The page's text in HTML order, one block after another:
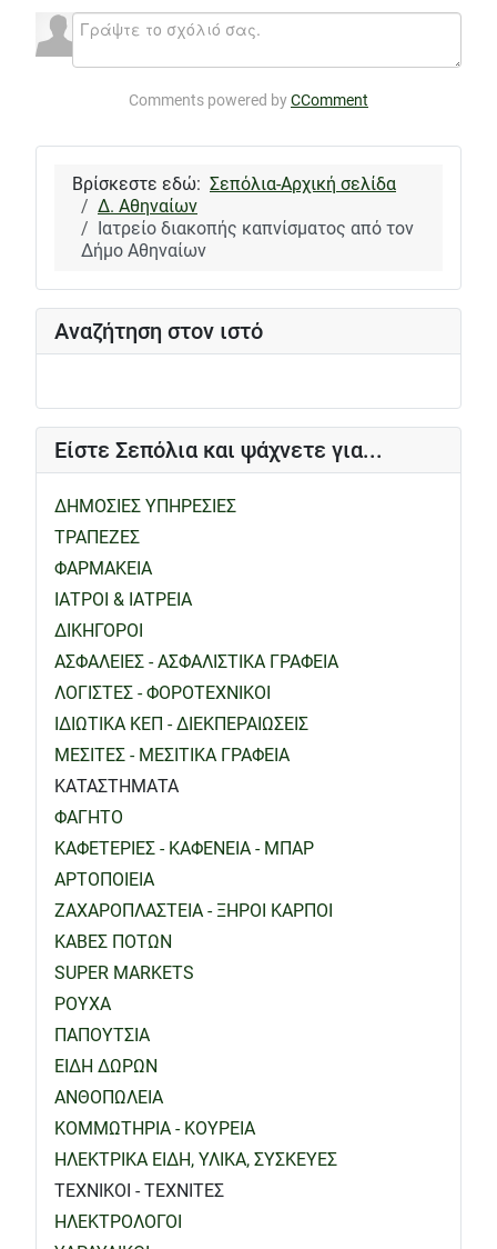
Αναζήτηση στον ιστό
Είστε Σεπόλια και ψάχνετε για...
ΔΗΜΟΣΙΕΣ ΥΠΗΡΕΣΙΕΣ
ΤΡΑΠΕΖΕΣ
ΦΑΡΜΑΚΕΙΑ
ΙΑΤΡΟΙ & ΙΑΤΡΕΙΑ
ΔΙΚΗΓΟΡΟΙ
ΑΣΦΑΛΕΙΕΣ - ΑΣΦΑΛΙΣΤΙΚΑ ΓΡΑΦΕΙΑ
ΛΟΓΙΣΤΕΣ - ΦΟΡΟΤΕΧΝΙΚΟΙ
ΙΔΙΩΤΙΚΑ ΚΕΠ - ΔΙΕΚΠΕΡΑΙΩΣΕΙΣ
ΜΕΣΙΤΕΣ - ΜΕΣΙΤΙΚΑ ΓΡΑΦΕΙΑ
ΚΑΤΑΣΤΗΜΑΤΑ
ΦΑΓΗΤΟ
ΚΑΦΕΤΕΡΙΕΣ - ΚΑΦΕΝΕΙΑ - ΜΠΑΡ
ΑΡΤΟΠΟΙΕΙΑ
ΖΑΧΑΡΟΠΛΑΣΤΕΙΑ - ΞΗΡΟΙ ΚΑΡΠΟΙ
ΚΑΒΕΣ ΠΟΤΩΝ
SUPER MARKETS
ΡΟΥΧΑ
ΠΑΠΟΥΤΣΙΑ
ΕΙΔΗ ΔΩΡΩΝ
ΑΝΘΟΠΩΛΕΙΑ
ΚΟΜΜΩΤΗΡΙΑ - ΚΟΥΡΕΙΑ
ΗΛΕΚΤΡΙΚΑ ΕΙΔΗ, ΥΛΙΚΑ, ΣΥΣΚΕΥΕΣ
ΤΕΧΝΙΚΟΙ - ΤΕΧΝΙΤΕΣ
ΗΛΕΚΤΡΟΛΟΓΟΙ
Comments powered byCComment
Βρίσκεστε εδώ: Σεπόλια-Αρχική σελίδα
Δ. Αθηναίων
Ιατρείο διακοπής καπνίσματος από τον
Δήμο Αθηναίων